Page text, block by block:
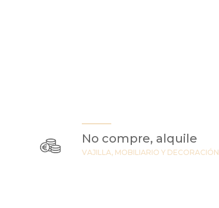
No compre, alquile
VAJILLA, MOBILIARIO Y DECORACIÓN